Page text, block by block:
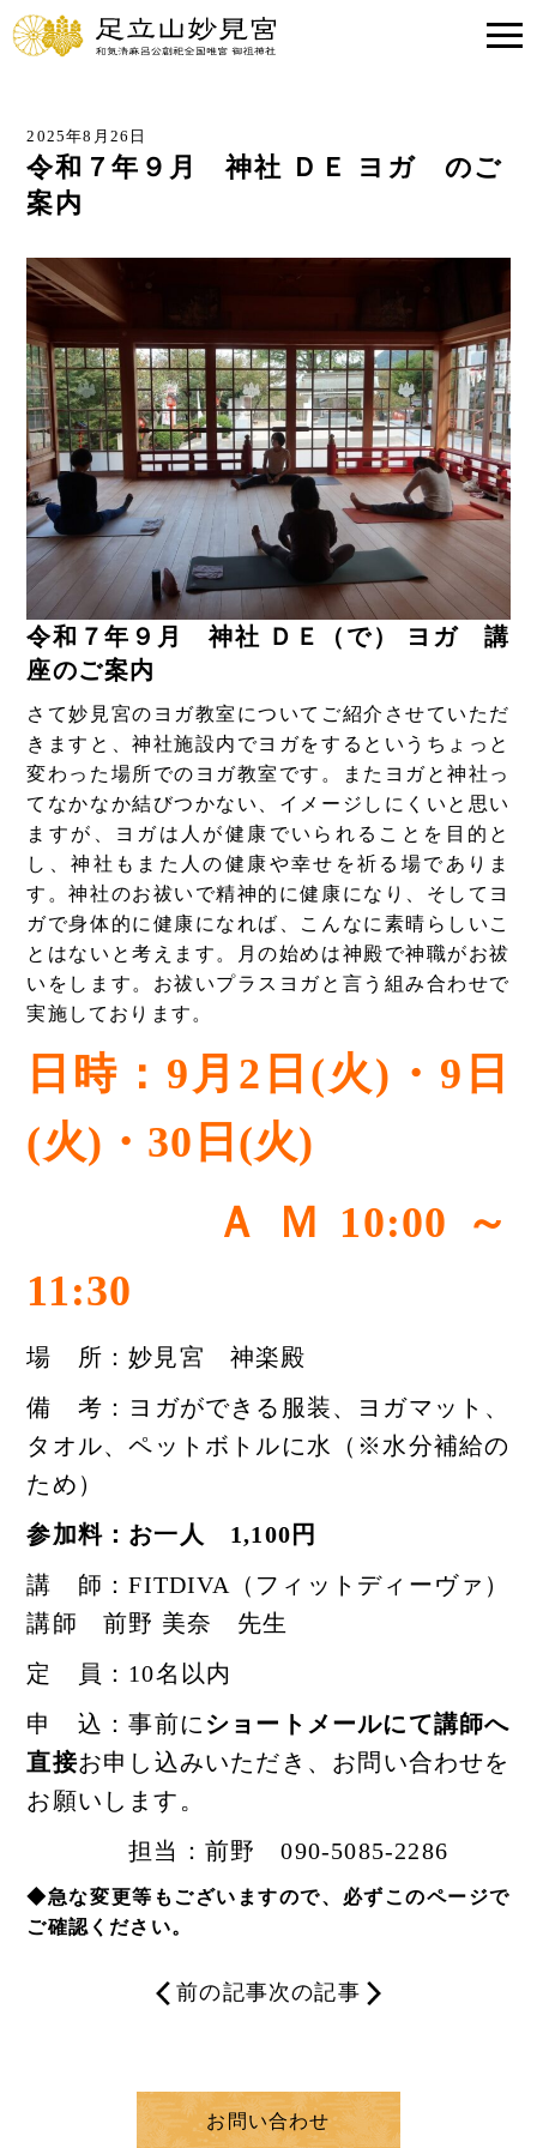
2025年8月26日
令和７年９月 神社 ＤＥ ヨガ のご
案内
令和７年９月 神社 ＤＥ（で） ヨガ 講
座のご案内
さて妙見宮のヨガ教室についてご紹介させていただ
きますと、神社施設内でヨガをするというちょっと
変わった場所でのヨガ教室です。またヨガと神社っ
てなかなか結びつかない、イメージしにくいと思い
ますが、ヨガは人が健康でいられることを目的と
し、神社もまた人の健康や幸せを祈る場でありま
す。神社のお祓いで精神的に健康になり、そしてヨ
ガで身体的に健康になれば、こんなに素晴らしいこ
とはないと考えます。月の始めは神殿で神職がお祓
いをします。お祓いプラスヨガと言う組み合わせで
実施しております。
日時：9月2日(火)・9日
(火)・30日(火)
ＡＭ10:00～
11:30
場 所：妙見宮 神楽殿
備 考：ヨガができる服装、ヨガマット、
タオル、ペットボトルに水（※水分補給の
ため）
参加料：お一人 1,100円
講 師：FITDIVA（フィットディーヴァ）
講師 前野 美奈 先生
定 員：10名以内
申 込：事前に ショートメールにて講師へ
直接お申し込みいただき、お問い合わせを
お願いします。
担当：前野 090-5085-2286
◆急な変更等もございますので、必ずこのページで
ご確認ください。
前の記事次の記事
お問い合わせ